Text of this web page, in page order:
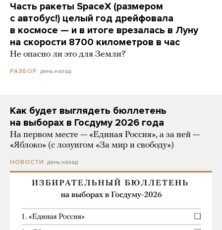
Часть ракеты SpaceX (размером
с автобус!) целый год дрейфовала
в космосе — и в итоге врезалась в Луну
на скорости 8700 километров в час
Не опасно ли это для Земли?
РАЗБОР день назад
Как будет выглядеть бюллетень
на выборах в Госдуму 2026 года
На первом месте — «Единая Россия», а за ней —
«Яблоко» (с лозунгом «За мир и свободу»)
НОВОСТИ день назад